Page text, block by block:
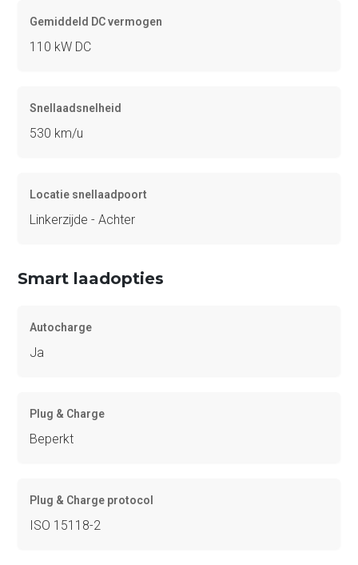
Gemiddeld DC vermogen
110 kW DC
Snellaadsnelheid
530 km/u
Locatie snellaadpoort
Linkerzijde - Achter
Smart laadopties
Autocharge
Ja
Plug & Charge
Beperkt
Plug & Charge protocol
ISO 15118-2